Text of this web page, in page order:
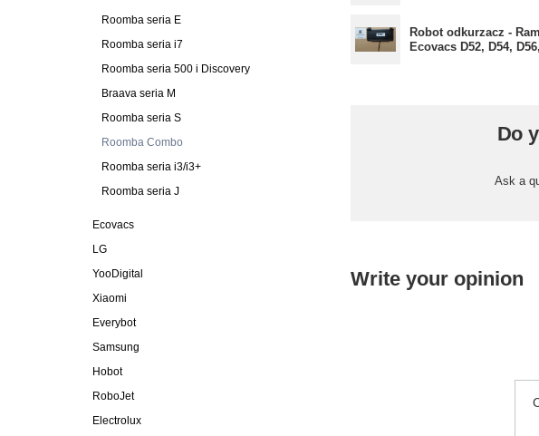
Roomba seria E
Roomba seria i7
Roomba seria 500 i Discovery
Braava seria M
Roomba seria S
Roomba Combo
Roomba seria i3/i3+
Roomba seria J
Ecovacs
LG
YooDigital
Xiaomi
Everybot
Samsung
Hobot
RoboJet
Electrolux
Robot odkurzacz -
Ecovacs D52, D54,
Do
Ask a
Write your opinion